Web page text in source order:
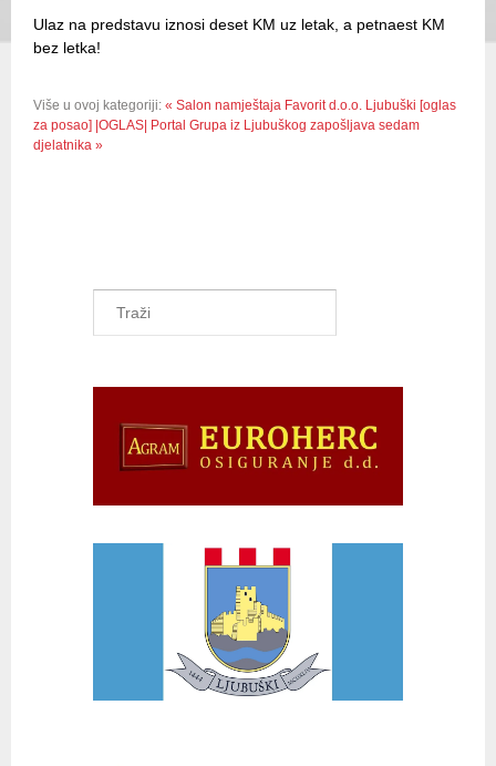
Ulaz na predstavu iznosi deset KM uz letak, a petnaest KM
bez letka!
Više u ovoj kategoriji: « Salon namještaja Favorit d.o.o. Ljubuški [oglas
za posao] |OGLAS| Portal Grupa iz Ljubuškog zapošljava sedam
djelatnika »